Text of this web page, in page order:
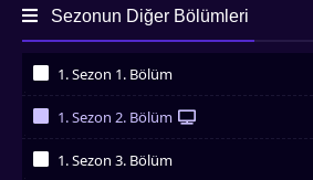
Sezonun Diğer Bölümleri
1. Sezon 1. Bölüm
1. Sezon 2. Bölüm
1. Sezon 3. Bölüm